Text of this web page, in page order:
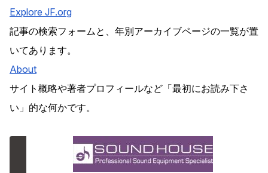
Explore JF.org
記事の検索フォームと、年別アーカイブページの一覧が置
いてあります。
About
サイト概略や著者プロフィールなど「最初にお読み下さ
い」的な何かです。